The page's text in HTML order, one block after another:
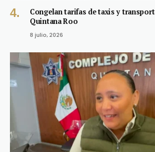
Congelan tarifas de taxis y
Quintana Roo
8 julio, 2026